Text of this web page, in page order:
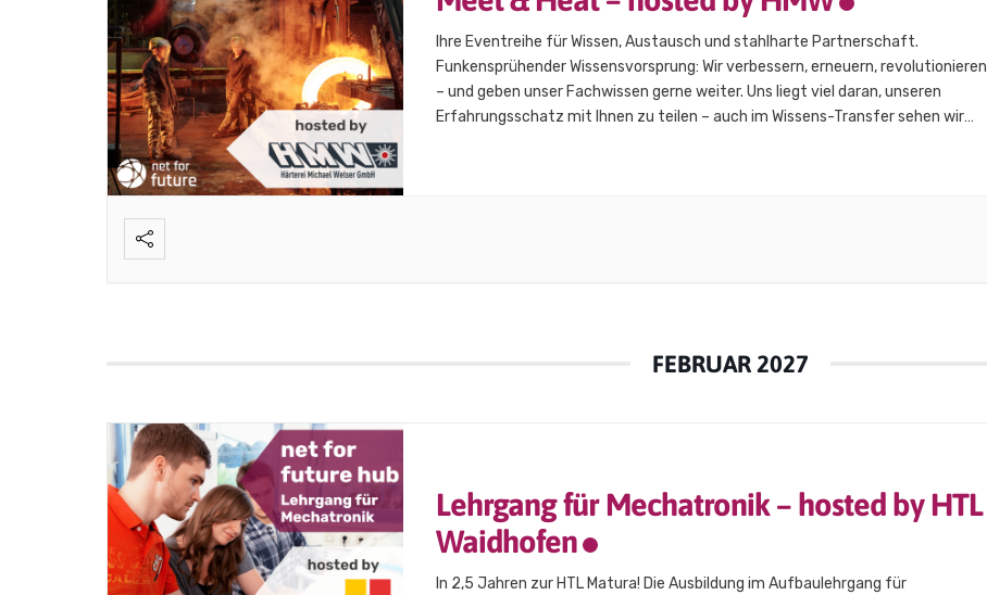
Ihre Eventreihe für Wissen, Austausch und stahlharte Partnerschaft.
Funkensprühender Wissensvorsprung: Wir verbessern, erneuern, revolutionieren
– und geben unser Fachwissen gerne weiter. Uns liegt viel daran, unseren
Erfahrungsschatz mit Ihnen zu teilen – auch im Wissens-Transfer sehen wir
FEBRUAR 2027
Lehrgang für Mechatronik – hosted by HTL
Waidhofen
In 2,5 Jahren zur HTL Matura! Die Ausbildung im Aufbaulehrgang für